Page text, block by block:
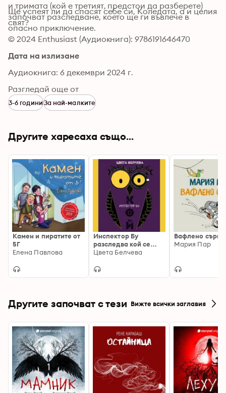
и тримата (кой е третият, предстои да разберете)
започват разследване, което ще ги въвлече в
опасно приключение.
Ще успеят ли да спасят себе си, Коледата, а и целия
свят?
© 2024 Enthusiast (Аудиокнига): 9786191646470
Дата на излизане
Аудиокнига: 6 декември 2024 г.
Разгледай още от
3-6 годиниЗа най-малките
Другите харесаха също...
Камен и пиратите от
5Г
Елена Павлова
Инспектор Бу
разследва кой се
опита да отрови
Цвета Белчева
Вафлено сърце
Мария Пар
Другите започват с тези Вижте всички заглавия